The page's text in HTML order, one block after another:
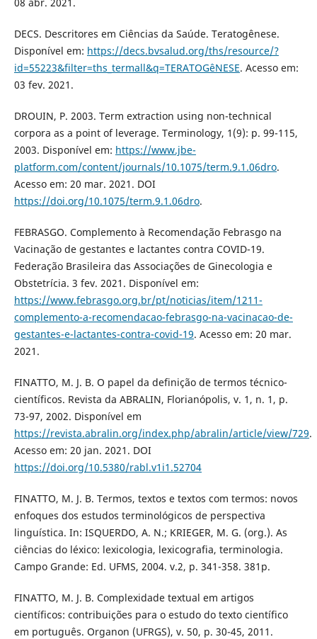
DECS. Descritores em Ciências da Saúde. Teratogênese.
Disponível em: https://decs.bvsalud.org/ths/resource/?
id=55223&filter=ths_termall&q=TERATOGêNESE. Acesso em:
03 fev. 2021.
DROUIN, P. 2003. Term extraction using non-technical
corpora as a point of leverage. Terminology, 1(9): p. 99-115,
2003. Disponível em: https://www.jbe-
platform.com/content/journals/10.1075/term.9.1.06dro.
Acesso em: 20 mar. 2021. DOI
https://doi.org/10.1075/term.9.1.06dro.
FEBRASGO. Complemento à Recomendação Febrasgo na
Vacinação de gestantes e lactantes contra COVID-19.
Federação Brasileira das Associações de Ginecologia e
Obstetrícia. 3 fev. 2021. Disponível em:
https://www.febrasgo.org.br/pt/noticias/item/1211-
complemento-a-recomendacao-febrasgo-na-vacinacao-de-
gestantes-e-lactantes-contra-covid-19. Acesso em: 20 mar.
2021.
FINATTO, M. J. B. O papel da definição de termos técnico-
científicos. Revista da ABRALIN, Florianópolis, v. 1, n. 1, p.
73-97, 2002. Disponível em
https://revista.abralin.org/index.php/abralin/article/view/729.
Acesso em: 20 jan. 2021. DOI
https://doi.org/10.5380/rabl.v1i1.52704
FINATTO, M. J. B. Termos, textos e textos com termos: novos
enfoques dos estudos terminológicos de perspectiva
linguística. In: ISQUERDO, A. N.; KRIEGER, M. G. (org.). As
ciências do léxico: lexicologia, lexicografia, terminologia.
Campo Grande: Ed. UFMS, 2004. v.2, p. 341-358. 381p.
FINATTO, M. J. B. Complexidade textual em artigos
científicos: contribuições para o estudo do texto científico
em português. Organon (UFRGS), v. 50, p. 30-45, 2011.